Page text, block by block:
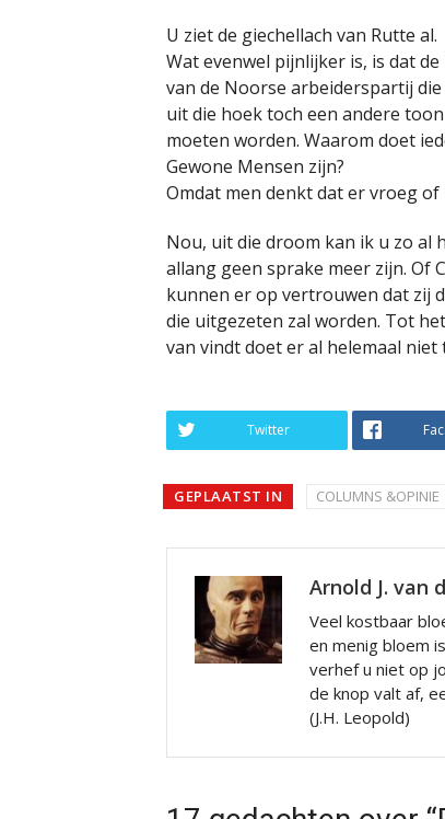
U ziet de giechellach van Rutte al.
Wat evenwel pijnlijker is, is dat
van de Noorse arbeiderspartij
uit die hoek toch een andere
moeten worden. Waarom doet
Gewone Mensen zijn?
Omdat men denkt dat er vroeg
Nou, uit die droom kan ik u zo al
allang geen sprake meer zijn. Of
kunnen er op vertrouwen dat zij
die uitgezeten zal worden. Tot
van vindt doet er al helemaal niet
Twitter
GEPLAATST IN COLUMNS &OPINIE
Arnold J. van
Veel kostbaar
en menig bloem
verhef u niet op
de knop valt af,
(J.H. Leopold)